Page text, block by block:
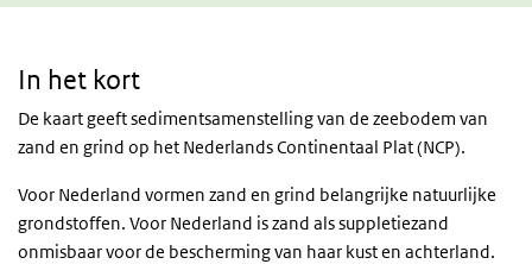
In het kort
De kaart geeft sedimentsamenstelling van de zeebodem van
zand en grind op het Nederlands Continentaal Plat (NCP).
Voor Nederland vormen zand en grind belangrijke natuurlijke
grondstoffen. Voor Nederland is zand als suppletiezand
onmisbaar voor de bescherming van haar kust en achterland.